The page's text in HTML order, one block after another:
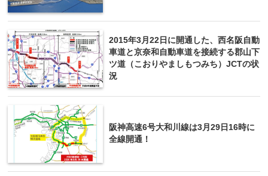
2015年3月22日に開通した、西名阪自動
車道と京奈和自動車道を接続する郡山下
ツ道（こおりやましもつみち）JCTの状
況
阪神高速6号大和川線は3月29日16時に
全線開通！